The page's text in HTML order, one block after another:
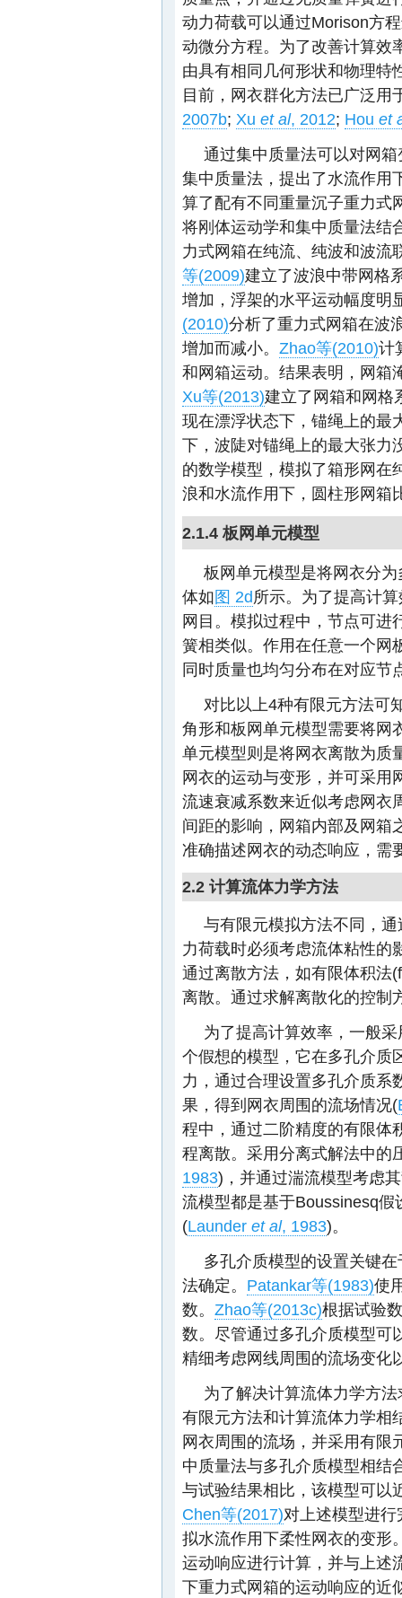
动力荷载可以通过Morison方
动微分方程。为了改善计算效
由具有相同几何形状和物理特
目前，网衣群化方法已广泛用
2007b; Xu et al, 2012; Hou et
通过集中质量法可以对网
集中质量法，提出了水流作用
算了配有不同重量沉子重力式
将刚体运动学和集中质量法结
力式网箱在纯流、纯波和波流
等(2009)建立了波浪中带网格
增加，浮架的水平运动幅度明
(2010)分析了重力式网箱在波
增加而减小。 Zhao等(2010)计
和网箱运动。结果表明，网箱
Xu等(2013)建立了网箱和网格
现在漂浮状态下，锚绳上的最
下，波陡对锚绳上的最大张力
的数学模型，模拟了箱形网在
浪和水流作用下，圆柱形网箱
2.1.4 板网单元模型
板网单元模型是将网衣分
体如图 2d所示。为了提高计
网目。模拟过程中，节点可进
簧相类似。作用在任意一个网
同时质量也均匀分布在对应节
对比以上4种有限元方法可
角形和板网单元模型需要将网
单元模型则是将网衣离散为质
网衣的运动与变形，并可采用
流速衰减系数来近似考虑网衣
间距的影响，网箱内部及网箱
准确描述网衣的动态响应，需
2.2 计算流体力学方法
与有限元模拟方法不同，
力荷载时必须考虑流体粘性的
通过离散方法，如有限体积法
离散。通过求解离散化的控制
为了提高计算效率，一般
个假想的模型，它在多孔介质
力，通过合理设置多孔介质系
果，得到网衣周围的流场情况(
程中，通过二阶精度的有限体
程离散。采用分离式解法中的
1983)，并通过湍流模型考虑
流模型都是基于Boussinesq
(Launder et al, 1983)。
多孔介质模型的设置关键
法确定。 Patankar等(1983)使
数。 Zhao等(2013c)根据试验
数。尽管通过多孔介质模型可
精细考虑网线周围的流场变化
为了解决计算流体力学方
有限元方法和计算流体力学相
网衣周围的流场，并采用有限
中质量法与多孔介质模型相结
与试验结果相比，该模型可以
Chen等(2017)对上述模型进
拟水流作用下柔性网衣的变形
运动响应进行计算，并与上述
下重力式网箱的运动响应的近